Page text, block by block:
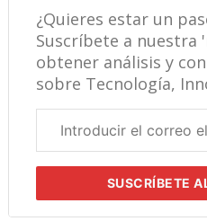
¿Quieres estar un
Suscríbete a nuestra
obtener análisis y
sobre Tecnología,
electrónico
SUSCRÍBETE